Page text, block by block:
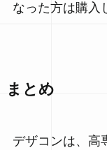
なった方は購入
まとめ
デザコンは、高